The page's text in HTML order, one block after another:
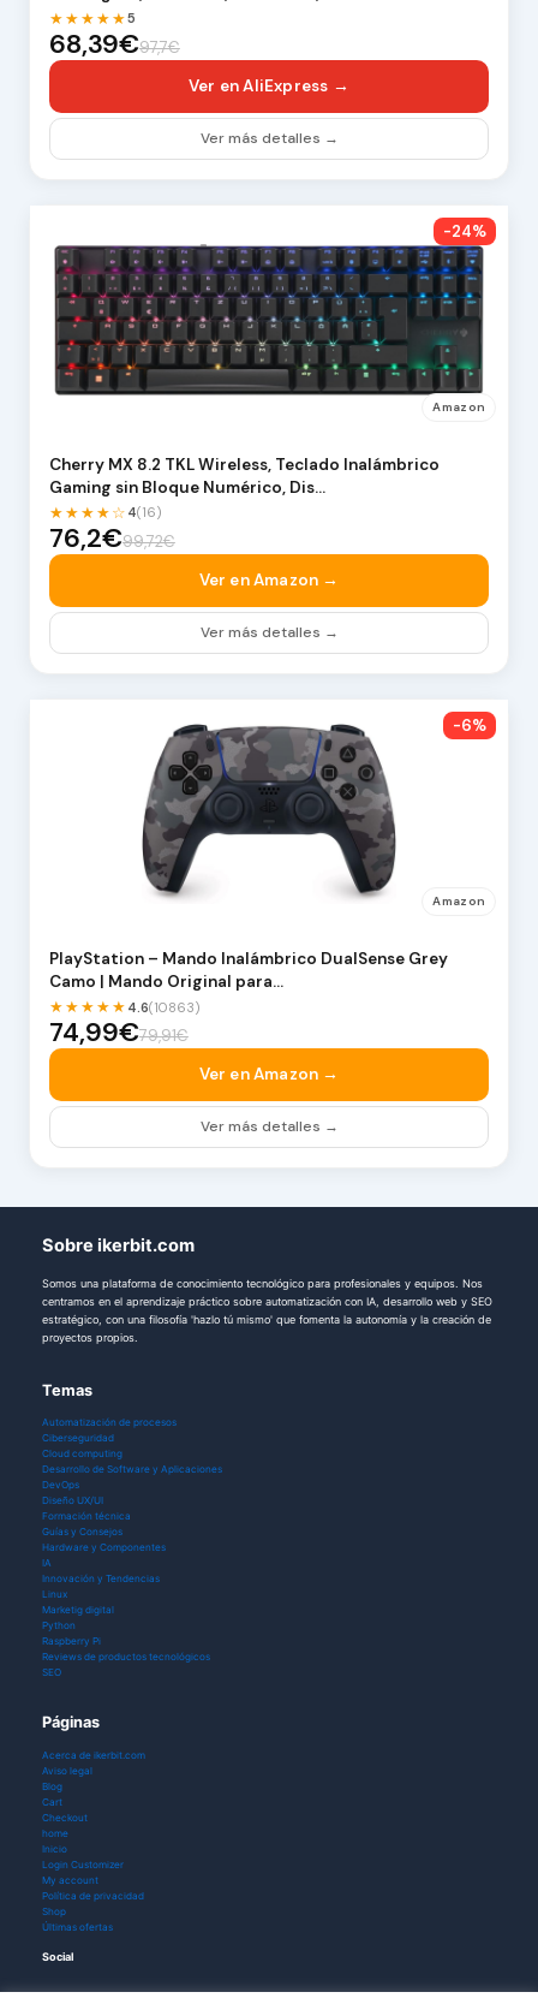
★★★★★5
68,39€97,7€
Ver en AliExpress →
Ver más detalles →
-24%
Amazon
Cherry MX 8.2 TKL Wireless, Teclado Inalámbrico
Gaming sin Bloque Numérico, Dis…
★★★★☆ 4(16)
76,2€99,72€
Ver en Amazon →
Ver más detalles →
-6%
Amazon
PlayStation – Mando Inalámbrico DualSense Grey
Camo | Mando Original para…
★★★★★ 4.6(10863)
74,99€79,91€
Ver en Amazon →
Ver más detalles →
Sobre ikerbit.com
Somos una plataforma de conocimiento tecnológico para profesionales y equipos. Nos
centramos en el aprendizaje práctico sobre automatización con IA, desarrollo web y SEO
estratégico, con una filosofía 'hazlo tú mismo' que fomenta la autonomía y la creación de
proyectos propios.
Temas
Automatización de procesos
Ciberseguridad
Cloud computing
Desarrollo de Software y Aplicaciones
DevOps
Diseño UX/UI
Formación técnica
Guías y Consejos
Hardware y Componentes
IA
Innovación y Tendencias
Linux
Marketig digital
Python
Raspberry Pi
Reviews de productos tecnológicos
SEO
Páginas
Acerca de ikerbit.com
Aviso legal
Blog
Cart
Checkout
home
Inicio
Login Customizer
My account
Política de privacidad
Shop
Últimas ofertas
Social